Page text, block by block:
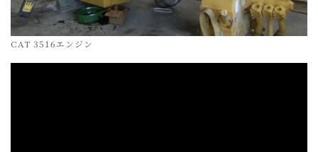
CAT 3516エンジン